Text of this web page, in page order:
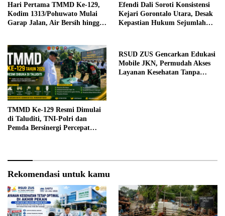
Hari Pertama TMMD Ke-129,
Kodim 1313/Pohuwato Mulai
Garap Jalan, Air Bersih hingga
Efendi Dali Soroti Konsistensi
Kejari Gorontalo Utara, Desak
Kepastian Hukum Sejumlah
TMMD Ke-129 Resmi Dimulai
di Taluditi, TNI-Polri dan
Pemda Bersinergi Percepat
RSUD ZUS Gencarkan Edukasi
Mobile JKN, Permudah Akses
Layanan Kesehatan Tanpa
Rekomendasi untuk kamu